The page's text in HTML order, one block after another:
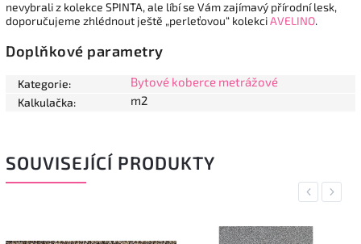
nevybrali z kolekce SPINTA, ale líbí se Vám zajímavý přírodní lesk,
doporučujeme zhlédnout ještě „perleťovou“ kolekciAVELINO.
Doplňkové parametry
Kategorie: Bytové koberce metrážové
Kalkulačka: m2
SOUVISEJÍCÍ PRODUKTY
Previous
Next